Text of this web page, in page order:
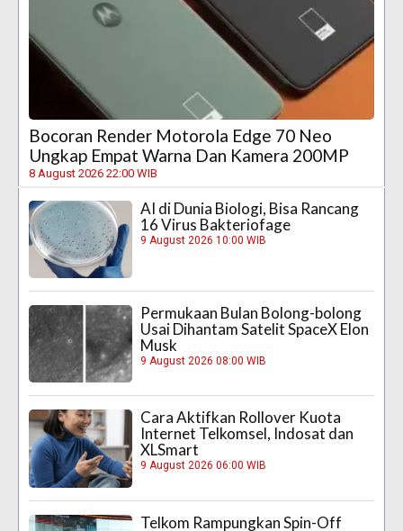
Bocoran Render Motorola Edge 70 Neo
Ungkap Empat Warna Dan Kamera 200MP
8 August 2026 22:00 WIB
AI di Dunia Biologi, Bisa Rancang
16 Virus Bakteriofage
9 August 2026 10:00 WIB
Permukaan Bulan Bolong-bolong
Usai Dihantam Satelit SpaceX Elon
Musk
9 August 2026 08:00 WIB
Cara Aktifkan Rollover Kuota
Internet Telkomsel, Indosat dan
XLSmart
9 August 2026 06:00 WIB
Telkom Rampungkan Spin-Off